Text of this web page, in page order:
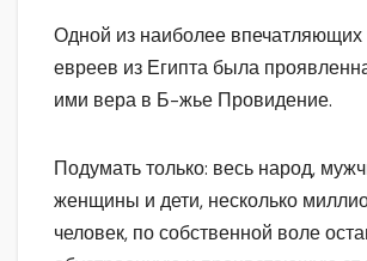
Одной из наиболее впечатляющих
евреев из Египта была
ими вера в Б-жье Провидение.
Подумать только: весь народ,
женщины и дети, несколько
человек, по собственной воле